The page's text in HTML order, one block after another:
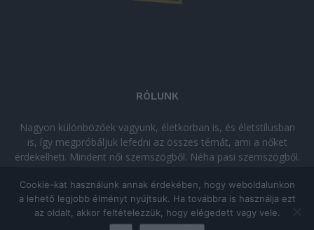
RÓLUNK
Nagyon különbözőek vagyunk, életkorban is, és életstílusban
is, így megpróbáljuk lefedni az összes témát, ami a nőket
érdekelheti. Mindent női szemszögből. Néha pasi szemszögből.
kikapcsolódásra vágysz!
© Copyright 2026 - mymirror.huADATKEZELÉSI TÁJÉKOZTATÓ
Cookie-kat használunk annak érdekében, hogy weboldalunkon
a lehető legjobb élményt nyújtsuk. Ha továbbra is használja ezt
az oldalt, akkor feltételezzük, hogy elégedett vagy vele.